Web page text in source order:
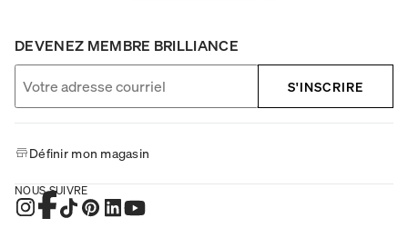
DEVENEZ MEMBRE BRILLIANCE
S'INSCRIRE
Définir mon magasin
NOUS SUIVRE